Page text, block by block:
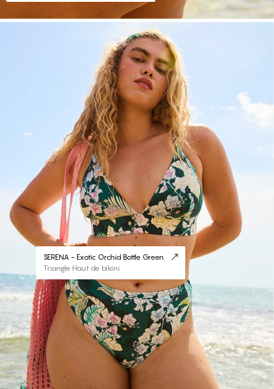
SERENA - Exotic Orchid Bottle Green
Triangle Haut de bikini